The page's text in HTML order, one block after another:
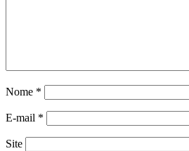
Nome *
E-mail *
Site